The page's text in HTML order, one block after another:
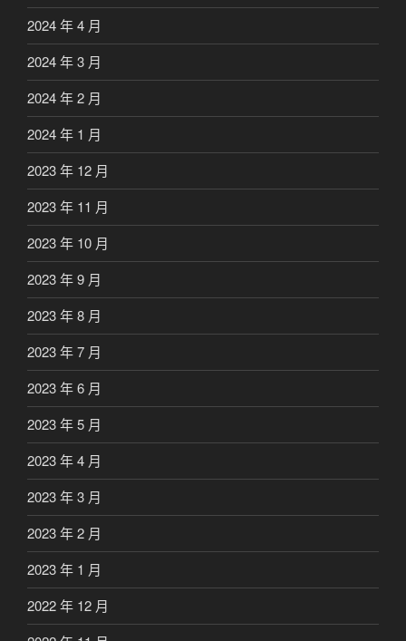
2024 年 4 月
2024 年 3 月
2024 年 2 月
2024 年 1 月
2023 年 12 月
2023 年 11 月
2023 年 10 月
2023 年 9 月
2023 年 8 月
2023 年 7 月
2023 年 6 月
2023 年 5 月
2023 年 4 月
2023 年 3 月
2023 年 2 月
2023 年 1 月
2022 年 12 月